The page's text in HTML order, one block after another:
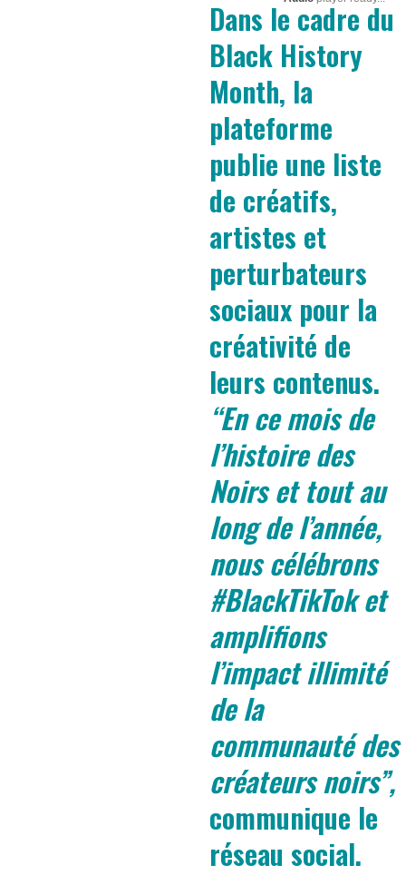
Dans le cadre du
Black History
Month, la
plateforme
publie une liste
de créatifs,
artistes et
perturbateurs
sociaux pour la
créativité de
leurs contenus.
“En ce mois de
l’histoire des
Noirs et tout au
long de l’année,
nous célébrons
#BlackTikTok et
amplifions
l’impact illimité
de la
communauté des
créateurs noirs”,
communique le
réseau social.